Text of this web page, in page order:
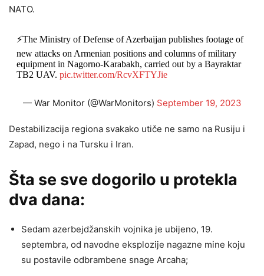
NATO.
⚡️The Ministry of Defense of Azerbaijan publishes footage of
new attacks on Armenian positions and columns of military
equipment in Nagorno-Karabakh, carried out by a Bayraktar
TB2 UAV. pic.twitter.com/RcvXFTYJie
— War Monitor (@WarMonitors) September 19, 2023
Destabilizacija regiona svakako utiče ne samo na Rusiju i
Zapad, nego i na Tursku i Iran.
Šta se sve dogorilo u protekla
dva dana:
Sedam azerbejdžanskih vojnika je ubijeno, 19.
septembra, od navodne eksplozije nagazne mine koju
su postavile odbrambene snage Arcaha;